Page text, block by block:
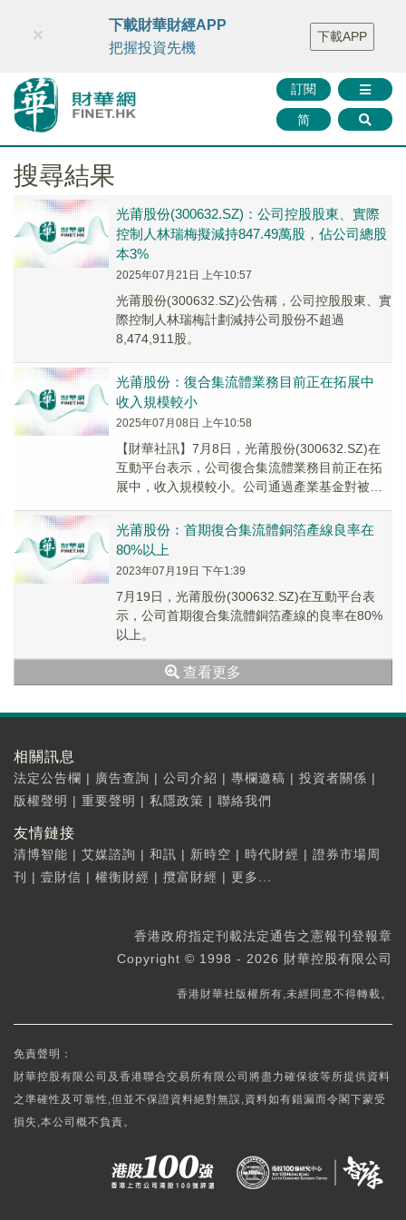
財華智庫網 FINTV FINMETA 財華證券 媒體矩陣
智庫沙龍
聯絡我們
訂閱
简
×
下載財華財經APP
把握投資先機
下載APP
搜尋結果
光莆股份(300632.SZ)：公司控股股東、實際
控制人林瑞梅擬減持847.49萬股，佔公司總股
本3%
2025年07月21日 上午10:57
光莆股份(300632.SZ)公告稱，公司控股股東、實
際控制人林瑞梅計劃減持公司股份不超過
8,474,911股。
光莆股份：復合集流體業務目前正在拓展中
收入規模較小
2025年07月08日 上午10:58
【財華社訊】7月8日，光莆股份(300632.SZ)在
互動平台表示，公司復合集流體業務目前正在拓
展中，收入規模較小。公司通過產業基金對被投
光莆股份：首期復合集流體銅箔產線良率在
80%以上
2023年07月19日 下午1:39
7月19日，光莆股份(300632.SZ)在互動平台表
示，公司首期復合集流體銅箔產線的良率在80%
以上。
查看更多
相關訊息
法定公告欄 | 廣告查詢 | 公司介紹 | 專欄邀稿 | 投資者關係 |
版權聲明 | 重要聲明 | 私隱政策 | 聯絡我們
友情鏈接
清博智能 | 艾媒諮詢 | 和訊 | 新時空 | 時代財經 | 證券市場周
刊
| 壹財信 | 權衡財經 | 攬富財經 | 更多...
香港政府指定刊載法定通告之憲報刊登報章
Copyright © 1998 - 2026 財華控股有限公司
香港財華社版權所有,未經同意不得轉載。
免責聲明：
財華控股有限公司及香港聯合交易所有限公司將盡力確保彼等所提供資料
之準確性及可靠性,但並不保證資料絕對無誤,資料如有錯漏而令閣下蒙受
損失,本公司概不負責。